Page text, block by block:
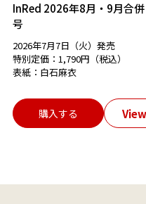
InRed 2026年8月・9月合併
号
2026年7月7日（火）発売
特別定価：1,790円（税込）
表紙：白石麻衣
購入する